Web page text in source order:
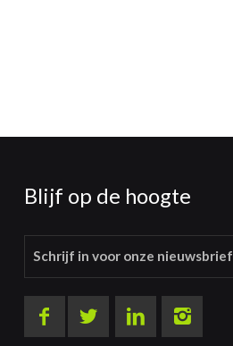
Blijf op de hoogte
Schrijf in voor onze nieuwsbrief